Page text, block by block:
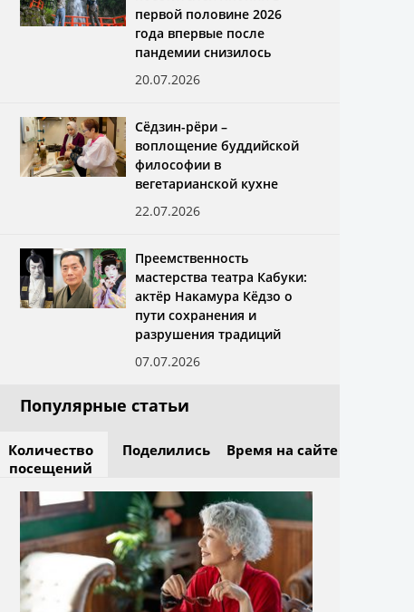
первой половине 2026
года впервые после
пандемии снизилось
20.07.2026
Сёдзин-рёри –
воплощение буддийской
философии в
вегетарианской кухне
22.07.2026
Преемственность
мастерства театра Кабуки:
актёр Накамура Кёдзо о
пути сохранения и
разрушения традиций
07.07.2026
Популярные статьи
Количество
посещений
Поделились Время на сайте